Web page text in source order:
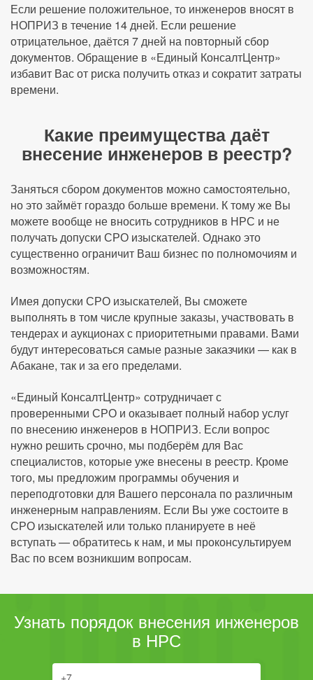
Если решение положительное, то инженеров вносят в
НОПРИЗ в течение 14 дней. Если решение
отрицательное, даётся 7 дней на повторный сбор
документов. Обращение в «Единый КонсалтЦентр»
избавит Вас от риска получить отказ и сократит затраты
времени.
Какие преимущества даёт
внесение инженеров в реестр?
Заняться сбором документов можно самостоятельно,
но это займёт гораздо больше времени. К тому же Вы
можете вообще не вносить сотрудников в НРС и не
получать допуски СРО изыскателей. Однако это
существенно ограничит Ваш бизнес по полномочиям и
возможностям.
Имея допуски СРО изыскателей, Вы сможете
выполнять в том числе крупные заказы, участвовать в
тендерах и аукционах с приоритетными правами. Вами
будут интересоваться самые разные заказчики — как в
Абакане, так и за его пределами.
«Единый КонсалтЦентр» сотрудничает с
проверенными СРО и оказывает полный набор услуг
по внесению инженеров в НОПРИЗ. Если вопрос
нужно решить срочно, мы подберём для Вас
специалистов, которые уже внесены в реестр. Кроме
того, мы предложим программы обучения и
переподготовки для Вашего персонала по различным
инженерным направлениям. Если Вы уже состоите в
СРО изыскателей или только планируете в неё
вступать — обратитесь к нам, и мы проконсультируем
Вас по всем возникшим вопросам.
Узнать порядок внесения инженеров
в НРС